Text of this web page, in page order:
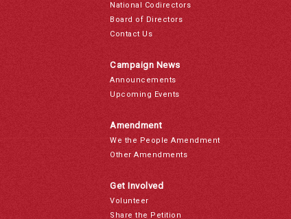
National Codirectors
Board of Directors
Contact Us
Campaign News
Announcements
Upcoming Events
Amendment
We the People Amendment
Other Amendments
Get Involved
Volunteer
Share the Petition